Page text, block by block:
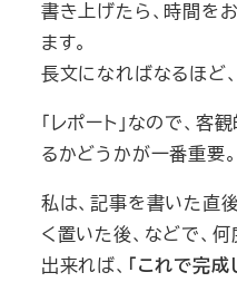
書き上げたら、時間を
ます。
長文になればなるほど
「レポート」なので、
るかどうかが一番重要。
私は、記事を書いた直
く置いた後、などで、何
出来れば、 「これで完